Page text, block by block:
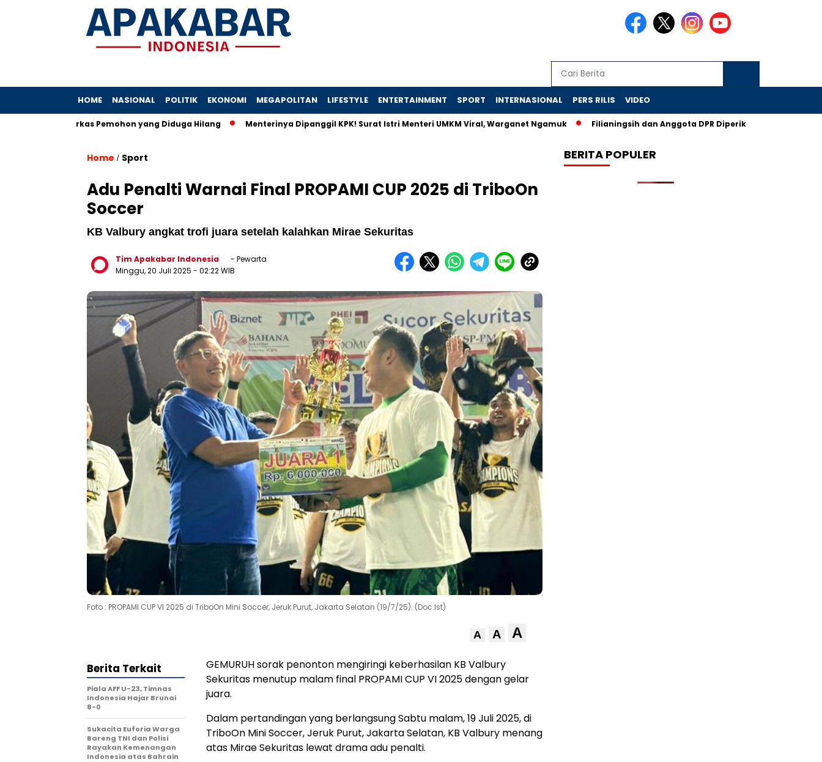
HOME NASIONAL POLITIK EKONOMI MEGAPOLITAN LIFESTYLE ENTERTAINMENT SPORT INTERNASIONAL PERS RILIS VIDEO
Berkas Pemohon yang Diduga Hilang Menterinya Dipanggil KPK! Surat Istri Menteri UMKM Viral, Warganet Ngamuk Filianingsih dan Anggota DPR Diperiksa, CSR BI Diusut KPK
Home / Sport
Adu Penalti Warnai Final PROPAMI CUP 2025 di TriboOn
Soccer
KB Valbury angkat trofi juara setelah kalahkan Mirae Sekuritas
Tim Apakabar Indonesia
- Pewarta
Minggu, 20 Juli 2025 - 02:22 WIB
Foto : PROPAMI CUP VI 2025 di TriboOn Mini Soccer, Jeruk Purut, Jakarta Selatan (19/7/25). (Doc.Ist)
A A A
GEMURUH sorak penonton mengiringi keberhasilan KB Valbury
Sekuritas menutup malam final PROPAMI CUP VI 2025 dengan gelar
juara.
Dalam pertandingan yang berlangsung Sabtu malam, 19 Juli 2025, di
TriboOn Mini Soccer, Jeruk Purut, Jakarta Selatan, KB Valbury menang
atas Mirae Sekuritas lewat drama adu penalti.
Berita Terkait
Piala AFF U-23, Timnas
Indonesia Hajar Brunai
8-0
Sukacita Euforia Warga
Bareng TNI dan Polisi
Rayakan Kemenangan
Indonesia atas Bahrain
BERITA POPULER